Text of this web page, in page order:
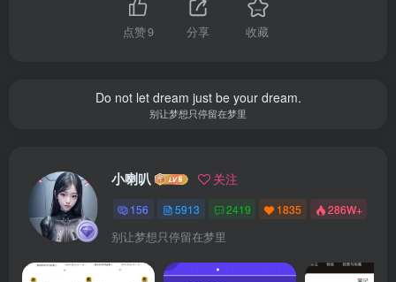
点赞9 分享 收藏
Do not let dream just be your dream.
别让梦想只停留在梦里
小喇叭 关注
156 5913 2419 1835 286W+
别让梦想只停留在梦里